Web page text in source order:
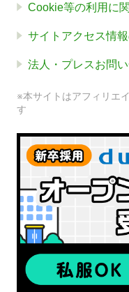
Cookie等の利用に
サイトアクセス情
法人・プレスお問
※本サイトはアフィリエ
す